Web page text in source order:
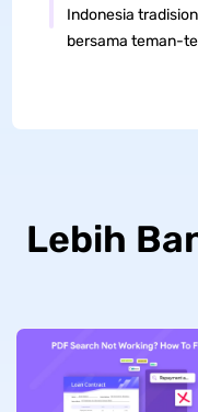
Indonesia
bersama teman-
Lebih